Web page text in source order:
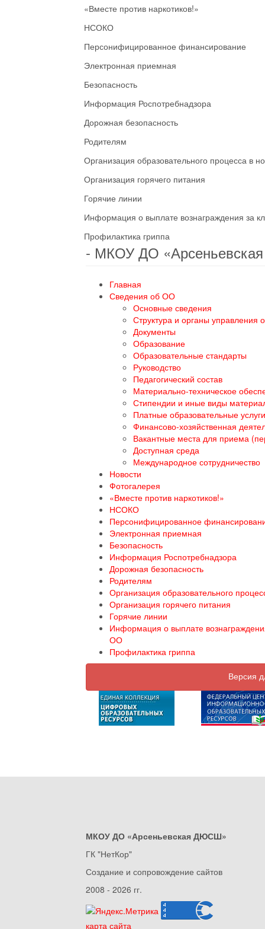
«Вместе против наркотиков!»
НСОКО
Персонифицированное финансирование
Электронная приемная
Безопасность
Информация Роспотребнадзора
Дорожная безопасность
Родителям
Организация образовательного процесса в
Организация горячего питания
Горячие линии
Информация о выплате вознаграждения за
Профилактика гриппа
- МКОУ ДО
Главная
Сведения об ОО
Основные сведения
Структура и органы управления
Документы
Образование
Образовательные стандарты
Руководство
Педагогический состав
Материально-техническое
Стипендии и иные виды
Платные образовательные услуги
Финансово-хозяйственная
Вакантные места для приема
Доступная среда
Международное сотрудничество
Новости
Фотогалерея
«Вместе против наркотиков!»
НСОКО
Персонифицированное
Электронная приемная
Безопасность
Информация Роспотребнадзора
Дорожная безопасность
Родителям
Организация образовательного
Организация горячего питания
Горячие линии
Информация о выплате
ОО
Профилактика гриппа
Версия
МКОУ ДО «Арсеньевская ДЮСШ»
ГК "НетКор"
Создание и сопровождение сайтов
2008 - 2026 гг.
карта сайта